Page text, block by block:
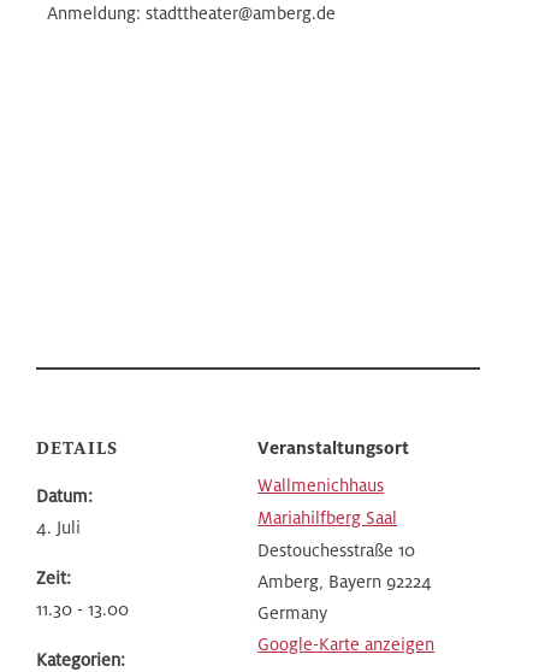
Anmeldung: stadttheater@amberg.de
DETAILS
Datum:
4. Juli
Zeit:
11.30 - 13.00
Kategorien:
Veranstaltungsort
Wallmenichhaus
Mariahilfberg Saal
Destouchesstraße 10
Amberg, Bayern 92224
Germany
Google-Karte anzeigen